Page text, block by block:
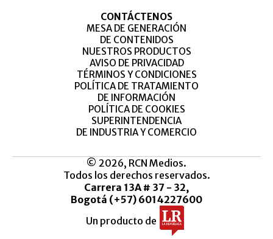
CONTÁCTENOS
MESA DE GENERACIÓN
DE CONTENIDOS
NUESTROS PRODUCTOS
AVISO DE PRIVACIDAD
TÉRMINOS Y CONDICIONES
POLÍTICA DE TRATAMIENTO
DE INFORMACIÓN
POLÍTICA DE COOKIES
SUPERINTENDENCIA
DE INDUSTRIA Y COMERCIO
© 2026, RCN Medios.
Todos los derechos reservados.
Carrera 13A # 37 - 32,
Bogotá (+57) 6014227600
Un producto de